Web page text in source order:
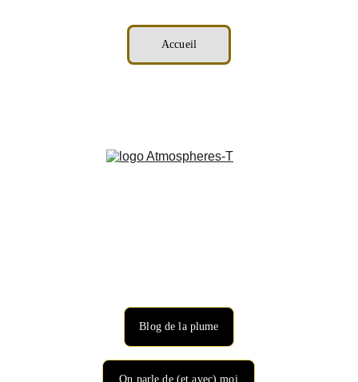
Accueil
Blog de la plume
On parle de (et avec) moi